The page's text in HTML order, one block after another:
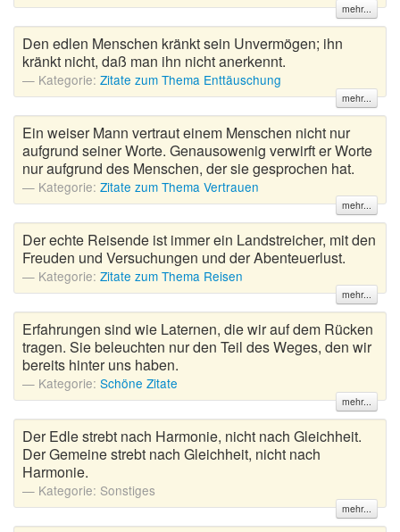
mehr...
Den edlen Menschen kränkt sein Unvermögen; ihn
kränkt nicht, daß man ihn nicht anerkennt.
Kategorie: Zitate zum Thema Enttäuschung
mehr...
Ein weiser Mann vertraut einem Menschen nicht nur
aufgrund seiner Worte. Genausowenig verwirft er Worte
nur aufgrund des Menschen, der sie gesprochen hat.
Kategorie: Zitate zum Thema Vertrauen
mehr...
Der echte Reisende ist immer ein Landstreicher, mit den
Freuden und Versuchungen und der Abenteuerlust.
Kategorie: Zitate zum Thema Reisen
mehr...
Erfahrungen sind wie Laternen, die wir auf dem Rücken
tragen. Sie beleuchten nur den Teil des Weges, den wir
bereits hinter uns haben.
Kategorie: Schöne Zitate
mehr...
Der Edle strebt nach Harmonie, nicht nach Gleichheit.
Der Gemeine strebt nach Gleichheit, nicht nach
Harmonie.
Kategorie: Sonstiges
mehr...